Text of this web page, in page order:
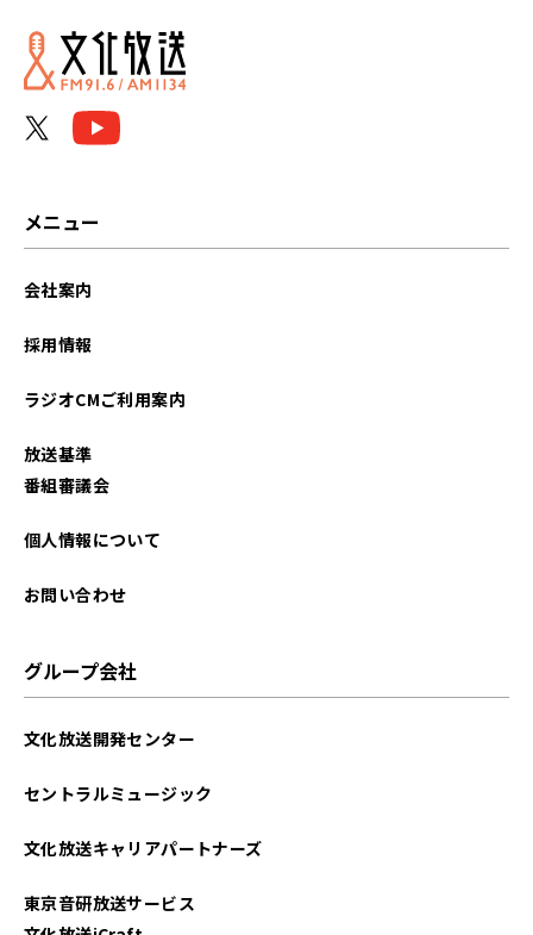
メニュー
会社案内
採用情報
ラジオCMご利用案内
放送基準
番組審議会
個人情報について
お問い合わせ
グループ会社
文化放送開発センター
セントラルミュージック
文化放送キャリアパートナーズ
東京音研放送サービス